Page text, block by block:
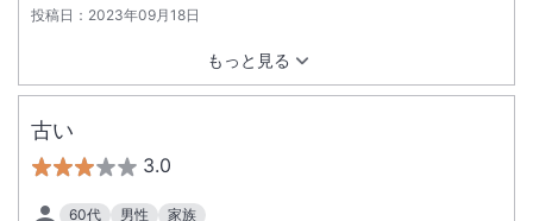
投稿日： 2023年09月18日
もっと見る
古い
3.0
60代 男性
家族